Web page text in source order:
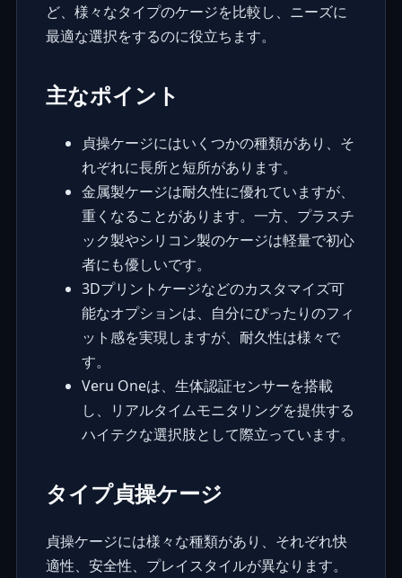
ど、様々なタイプのケージを比較し、ニーズに
最適な選択をするのに役立ちます。
主なポイント
貞操ケージにはいくつかの種類があり、そ
れぞれに長所と短所があります。
金属製ケージは耐久性に優れていますが、
重くなることがあります。一方、プラスチ
ック製やシリコン製のケージは軽量で初心
者にも優しいです。
3Dプリントケージなどのカスタマイズ可
能なオプションは、自分にぴったりのフィ
ット感を実現しますが、耐久性は様々で
す。
Veru Oneは、生体認証センサーを搭載
し、リアルタイムモニタリングを提供する
ハイテクな選択肢として際立っています。
タイプ貞操ケージ
貞操ケージには様々な種類があり、それぞれ快
適性、安全性、プレイスタイルが異なります。